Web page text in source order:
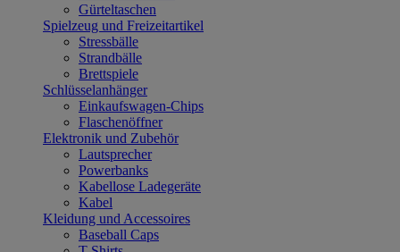
Gürteltaschen
Spielzeug und Freizeitartikel
Stressbälle
Strandbälle
Brettspiele
Schlüsselanhänger
Einkaufswagen-Chips
Flaschenöffner
Elektronik und Zubehör
Lautsprecher
Powerbanks
Kabellose Ladegeräte
Kabel
Kleidung und Accessoires
Baseball Caps